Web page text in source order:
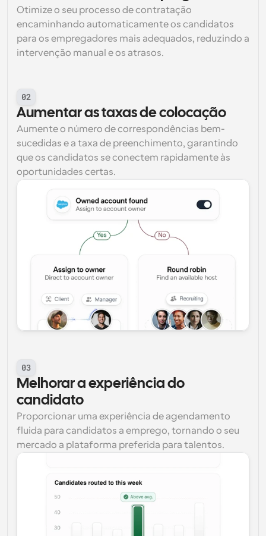
Otimize o seu processo de contratação
encaminhando automaticamente os candidatos
para os empregadores mais adequados, reduzindo a
intervenção manual e os atrasos.
02
Aumentar as taxas de colocação
Aumente o número de correspondências bem-
sucedidas e a taxa de preenchimento, garantindo
que os candidatos se conectem rapidamente às
oportunidades certas.
03
Melhorar a experiência do
candidato
Proporcionar uma experiência de agendamento
fluida para candidatos a emprego, tornando o seu
mercado a plataforma preferida para talentos.